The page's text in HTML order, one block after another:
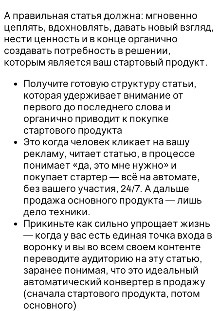
А правильная статья должна: мгновенно
цеплять, вдохновлять, давать новый взгляд,
нести ценность и в конце органично
создавать потребность в решении,
которым является ваш стартовый продукт.
Получите готовую структуру статьи,
которая удерживает внимание от
первого до последнего слова и
органично приводит к покупке
стартового продукта
Это когда человек кликает на вашу
рекламу, читает статью, в процессе
понимает «да, это мне нужно» и
покупает стартер — всё на автомате,
без вашего участия, 24/7. А дальше
продажа основного продукта — лишь
дело техники.
Прикиньте как сильно упрощает жизнь
— когда у вас есть единая точка входа в
воронку и вы во всем своем контенте
переводите аудиторию на эту статью,
заранее понимая, что это идеальный
автоматический конвертер в продажу
(сначала стартового продукта, потом
основного)